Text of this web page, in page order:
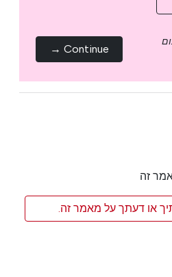
Continue →
זה
או דעתך על מאמר זה.